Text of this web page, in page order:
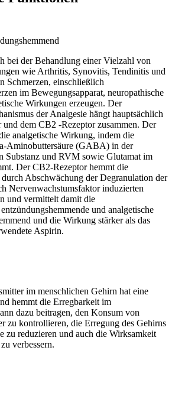
bei der Behandlung einer Vielzahl von
wie Arthritis, Synovitis, Tendinitis und
Schmerzen, einschließlich
im Bewegungsapparat, neuropathische
Wirkungen erzeugen. Der
der Analgesie hängt hauptsächlich
dem CB2 -Rezeptor zusammen. Der
analgetische Wirkung, indem die
Aminobuttersäure (GABA) in der
Substanz und RVM sowie Glutamat im
Der CB2-Rezeptor hemmt die
Abschwächung der Degranulation der
Nervenwachstumsfaktor induzierten
und vermittelt damit die
und analgetische
und die Wirkung stärker als das
Aspirin.
im menschlichen Gehirn hat eine
hemmt die Erregbarkeit im
dazu beitragen, den Konsum von
zu kontrollieren, die Erregung des Gehirns
zu reduzieren und auch die Wirksamkeit
verbessern.